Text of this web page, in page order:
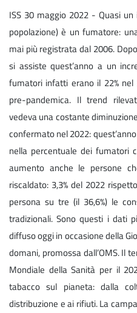
ISS 30 maggio 2022 - Quasi
popolazione) è un fumatore:
mai più registrata dal 2006.
si assiste quest’anno a un
fumatori infatti erano il 22%
pre-pandemica. Il trend
vedeva una costante
confermato nel 2022:
nella percentuale dei fumatori
aumento anche le persone
riscaldato: 3,3% del 2022
persona su tre (il 36,6%) le
tradizionali. Sono questi i dati
diffuso oggi in occasione della
domani, promossa dall’OMS. Il
Mondiale della Sanità per il
tabacco sul pianeta: dalla
distribuzione e ai rifiuti. La